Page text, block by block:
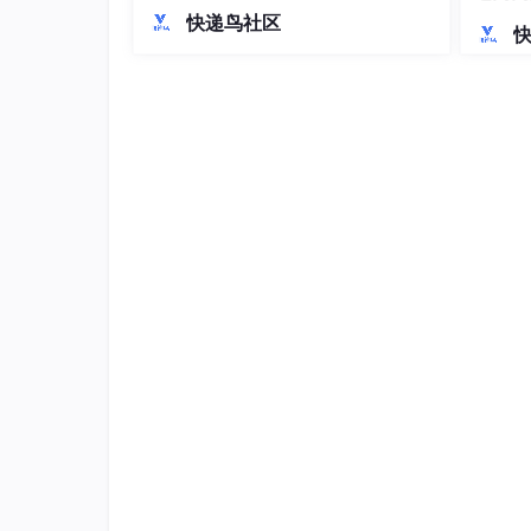
错误处理、安全合规等标准，特别强调
快递鸟社区
落地